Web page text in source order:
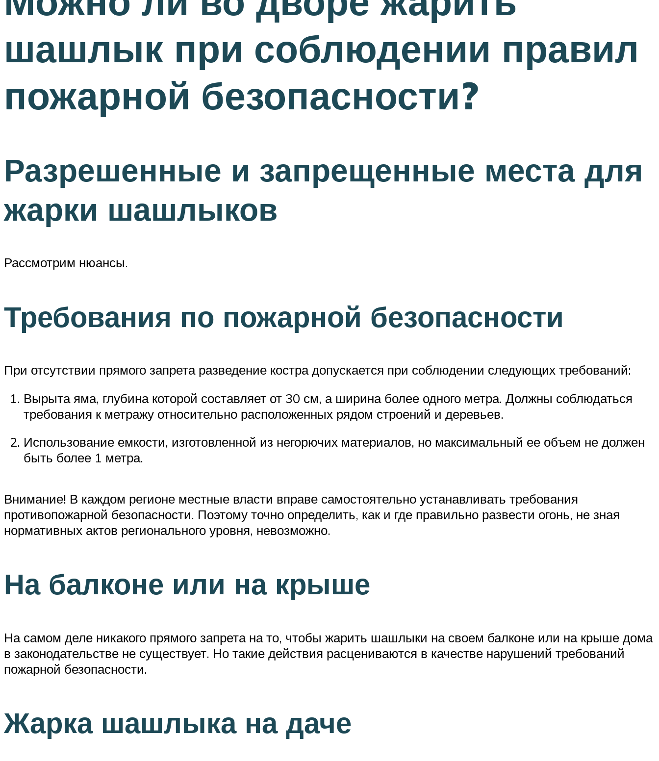
шашлык при соблюдении правил
пожарной безопасности?
Разрешенные и запрещенные места для
жарки шашлыков
Рассмотрим нюансы.
Требования по пожарной безопасности
При отсутствии прямого запрета разведение костра допускается при соблюдении следующих требований:
Вырыта яма, глубина которой составляет от 30 см, а ширина более одного метра. Должны соблюдаться
требования к метражу относительно расположенных рядом строений и деревьев.
Использование емкости, изготовленной из негорючих материалов, но максимальный ее объем не должен
быть более 1 метра.
Внимание! В каждом регионе местные власти вправе самостоятельно устанавливать требования
противопожарной безопасности. Поэтому точно определить, как и где правильно развести огонь, не зная
нормативных актов регионального уровня, невозможно.
На балконе или на крыше
На самом деле никакого прямого запрета на то, чтобы жарить шашлыки на своем балконе или на крыше дома
в законодательстве не существует. Но такие действия расцениваются в качестве нарушений требований
пожарной безопасности.
Жарка шашлыка на даче